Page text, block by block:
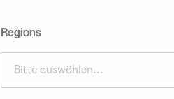
Regions
Bitte auswählen...